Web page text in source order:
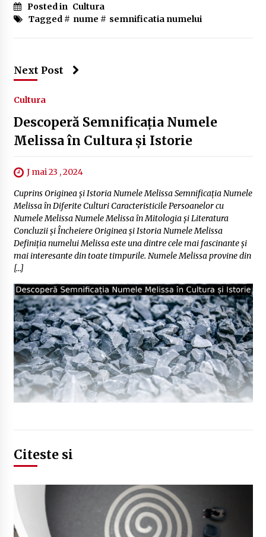
Posted in Cultura
Tagged # nume # semnificatia numelui
Next Post
Cultura
Descoperă Semnificația Numele
Melissa în Cultura și Istorie
J mai 23 , 2024
Cuprins Originea și Istoria Numele Melissa Semnificația Numele
Melissa în Diferite Culturi Caracteristicile Persoanelor cu
Numele Melissa Numele Melissa în Mitologia și Literatura
Concluzii și Încheiere Originea și Istoria Numele Melissa
Definiția numelui Melissa este una dintre cele mai fascinante și
mai interesante din toate timpurile. Numele Melissa provine din
[…]
Citeste si